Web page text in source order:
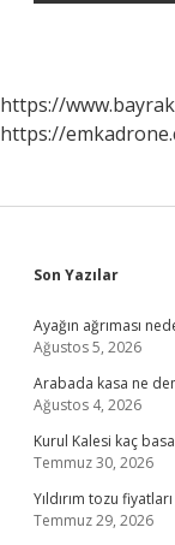
https://
https://
Sidebar
Son Yazılar
Ayağın ağrıması
Ağustos 5, 2026
Arabada kasa ne
Ağustos 4, 2026
Kurul Kalesi kaç
Temmuz 30, 2026
Yıldırım tozu
Temmuz 29, 2026